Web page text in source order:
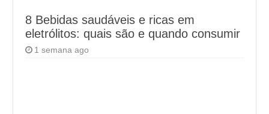
8 Bebidas saudáveis e ricas em
eletrólitos: quais são e quando consumir
1 semana ago